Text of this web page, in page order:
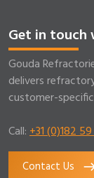
Get in touch
Gouda
delivers
customer-
Call:+31 (0)182
Contact Us